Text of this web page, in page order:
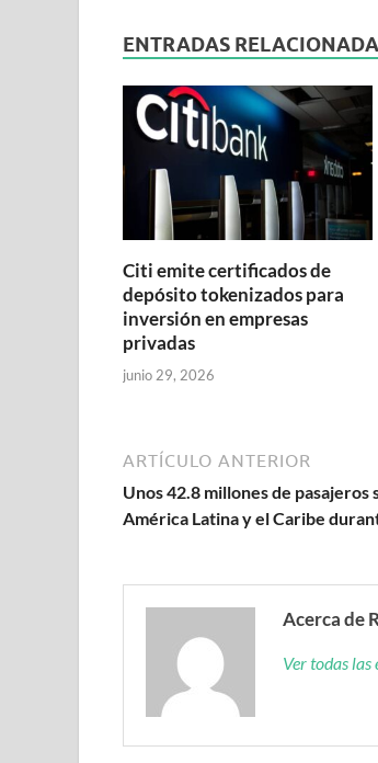
ENTRADAS
Citi emite certificados de
depósito tokenizados para
inversión en empresas
privadas
junio 29, 2026
ARTÍCULO ANTERIOR
Unos 42.8 millones de pasajeros
América Latina y el Caribe
Acerca de
Ver todas